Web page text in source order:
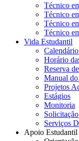
Técnico
Técnico
Técnico
Técnico
Vida Estudantil
Horário
Reserva
Manual
Projetos
Estágios
Monitoria
Serviços
Apoio Estudantil